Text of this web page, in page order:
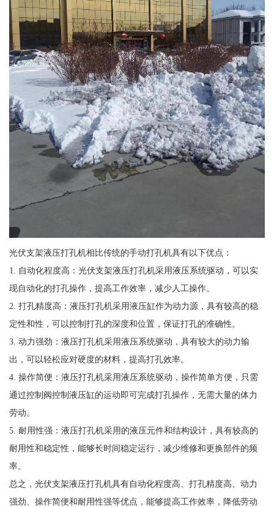
光伏支架液压打孔机相比传统的手动打孔机具有以下优点：
1. 自动化程度高：光伏支架液压打孔机采用液压系统驱动，可以实
现自动化的打孔操作，提高工作效率，减少人工操作。
2. 打孔精度高：液压打孔机采用液压缸作为动力源，具有较高的稳
定性和性，可以控制打孔的深度和位置，保证打孔的准确性。
3. 动力强劲：液压打孔机采用液压系统驱动，具有较大的动力输
出，可以轻松应对硬度的材料，提高打孔效率。
4. 操作简便：液压打孔机采用液压系统驱动，操作简单方便，只需
通过控制阀控制液压缸的运动即可完成打孔操作，无需大量的体力
劳动。
5. 耐用性强：液压打孔机采用的液压元件和结构设计，具有较高的
耐用性和稳定性，能够长时间稳定运行，减少维修和更换部件的频
率。
总之，光伏支架液压打孔机具有自动化程度高、打孔精度高、动力
强劲、操作简便和耐用性强等优点，能够提高工作效率，降低劳动